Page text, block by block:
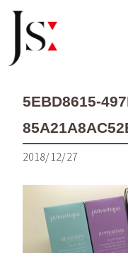
5EBD8615-
2018/12/27